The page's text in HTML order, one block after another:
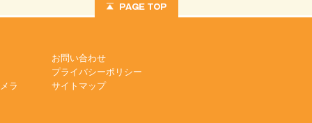
ラ
お問い合わせ
プライバシーポリシー
サイトマップ